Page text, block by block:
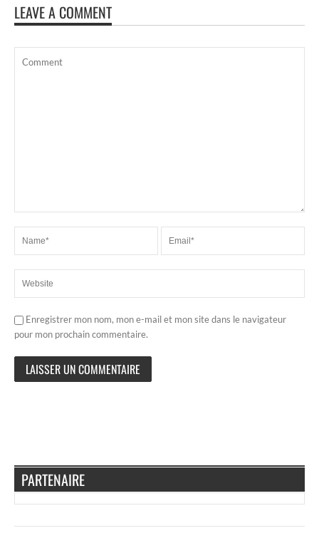
LEAVE A COMMENT
Enregistrer mon nom, mon e-mail et mon site dans le navigateur
pour mon prochain commentaire.
PARTENAIRE